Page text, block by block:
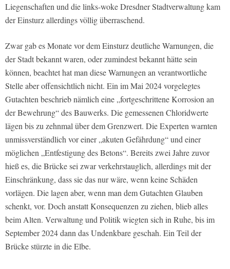
Liegenschaften und die links-woke Dresdner Stadtverwaltung kam
der Einsturz allerdings völlig überraschend.
Zwar gab es Monate vor dem Einsturz deutliche Warnungen, die
der Stadt bekannt waren, oder zumindest bekannt hätte sein
können, beachtet hat man diese Warnungen an verantwortliche
Stelle aber offensichtlich nicht. Ein im Mai 2024 vorgelegtes
Gutachten beschrieb nämlich eine „fortgeschrittene Korrosion an
der Bewehrung“ des Bauwerks. Die gemessenen Chloridwerte
lägen bis zu zehnmal über dem Grenzwert. Die Experten warnten
unmissverständlich vor einer „akuten Gefährdung“ und einer
möglichen „Entfestigung des Betons“. Bereits zwei Jahre zuvor
hieß es, die Brücke sei zwar verkehrstauglich, allerdings mit der
Einschränkung, dass sie das nur wäre, wenn keine Schäden
vorlägen. Die lagen aber, wenn man dem Gutachten Glauben
schenkt, vor. Doch anstatt Konsequenzen zu ziehen, blieb alles
beim Alten. Verwaltung und Politik wiegten sich in Ruhe, bis im
September 2024 dann das Undenkbare geschah. Ein Teil der
Brücke stürzte in die Elbe.